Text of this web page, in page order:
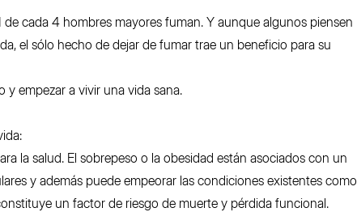
cada 4 hombres mayores fuman. Y aunque algunos piensen
el sólo hecho de dejar de fumar trae un beneficio para su
y empezar a vivir una vida sana.
la salud. El sobrepeso o la obesidad están asociados con un
y además puede empeorar las condiciones existentes como
un factor de riesgo de muerte y pérdida funcional.